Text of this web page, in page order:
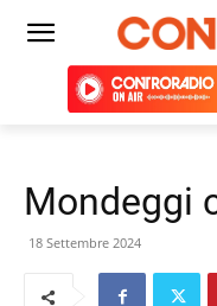
Mondeggi
18 Settembre 2024